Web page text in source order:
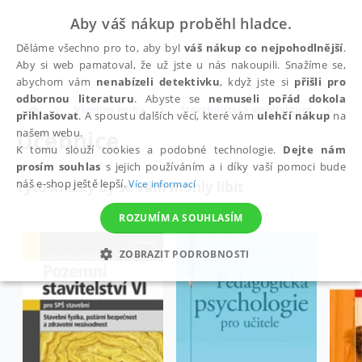
Všechny knihy Stavebnictví a architektura
Učebnice
Tyto knížky by se vám mohly líbit
Aby váš nákup proběhl hladce.
Děláme všechno pro to, aby bylváš nákup co nejpohodlnější.
Aby si web pamatoval, že už jste u nás nakoupili. Snažíme se,
abychom vám nenabízeli detektivku, když jste si přišli pro
odbornou literaturu. Abyste se nemuseli pořád dokola
přihlašovat. A spoustu dalších věcí, které vám ulehčí nákup na
našem webu.
K tomu slouží cookies a podobné technologie. Dejte nám
prosím souhlas s jejich používáním a i díky vaší pomoci bude
náš e-shop ještě lepší.Více informací
ROZUMÍM A SOUHLASÍM
ZOBRAZIT PODROBNOSTI
NEZBYTNÉ ANALYTICKÉ MARKETINGOVÉ
FUNKČNÍ NEZAŘAZENÉ SOUBORY